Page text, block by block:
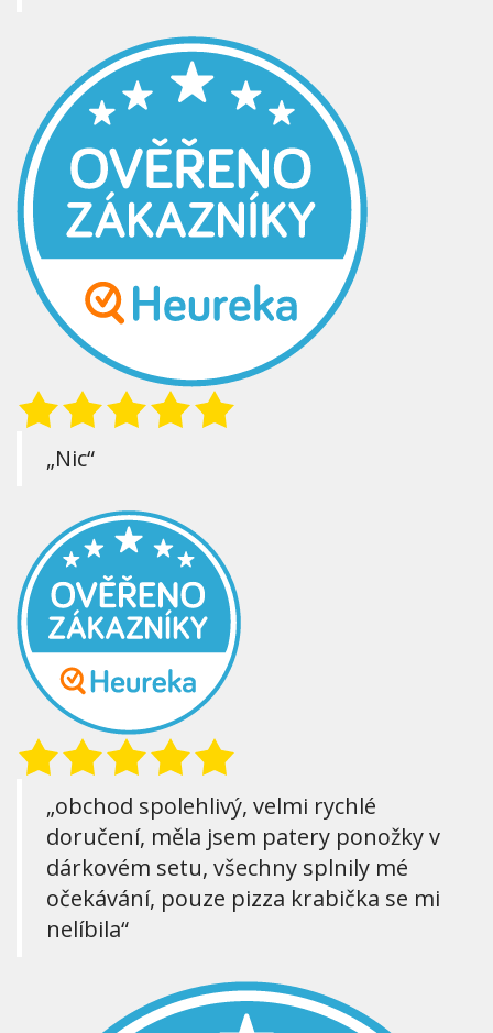
„Nic“
„obchod spolehlivý, velmi rychlé
doručení, měla jsem patery ponožky v
dárkovém setu, všechny splnily mé
očekávání, pouze pizza krabička se mi
nelíbila“